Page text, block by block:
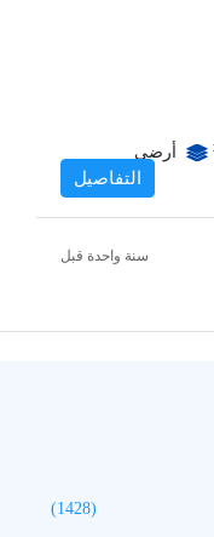
أرضي
التفاصيل
‏سنة واحدة قبل
(1428)